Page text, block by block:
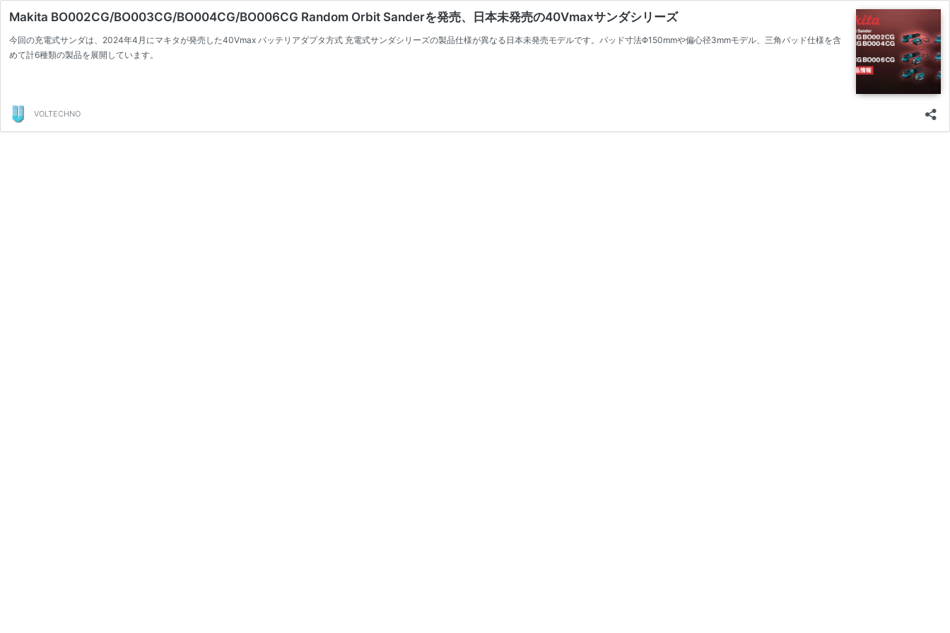
Makita BO002CG/BO003CG/BO004CG/BO006CG Random Orbit Sanderを発売、日本未発売の40Vmaxサンダシリーズ
今回の充電式サンダは、2024年4月にマキタが発売した40Vmax バッテリアダプタ方式 充電式サンダシリーズの製品仕様が異なる日本未発売モデルです。パッド寸法Φ150mmや偏心径3mmモデル、三角パッド仕様を含
めて計6種類の製品を展開しています。
VOLTECHNO